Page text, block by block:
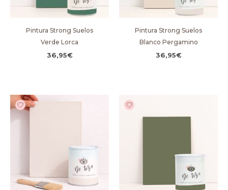
Pintura Strong Suelos
Verde Lorca
36,95€
Pintura Strong Suelos
Blanco Pergamino
36,95€